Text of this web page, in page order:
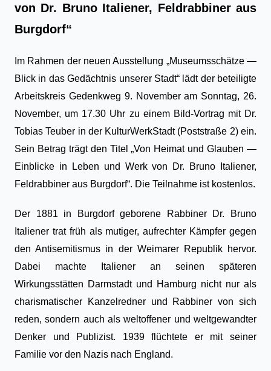
von Dr. Bruno Italiener, Feldrabbiner aus
Burgdorf“
Im Rahmen der neuen Ausstellung „Museumsschätze —
Blick in das Gedächtnis unserer Stadt“ lädt der beteiligte
Arbeitskreis Gedenkweg 9. November am Sonntag, 26.
November, um 17.30 Uhr zu einem Bild-Vortrag mit Dr.
Tobias Teuber in der KulturWerkStadt (Poststraße 2) ein.
Sein Betrag trägt den Titel „Von Heimat und Glauben —
Einblicke in Leben und Werk von Dr. Bruno Italiener,
Feldrabbiner aus Burgdorf“. Die Teilnahme ist kostenlos.
Der 1881 in Burgdorf geborene Rabbiner Dr. Bruno
Italiener trat früh als mutiger, aufrechter Kämpfer gegen
den Antisemitismus in der Weimarer Republik hervor.
Dabei machte Italiener an seinen späteren
Wirkungsstätten Darmstadt und Hamburg nicht nur als
charismatischer Kanzelredner und Rabbiner von sich
reden, sondern auch als weltoffener und weltgewandter
Denker und Publizist. 1939 flüchtete er mit seiner
Familie vor den Nazis nach England.